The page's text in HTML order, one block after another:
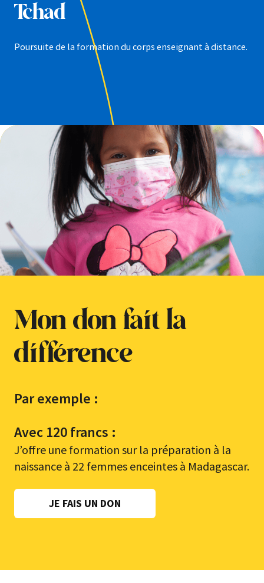
Tchad
Poursuite de la formation du corps enseignant à distance.
Mon don fait la
différence
Par exemple :
Avec 120 francs :
J’offre une formation sur la préparation à la
naissance à 22 femmes enceintes à Madagascar.
JE FAIS UN DON